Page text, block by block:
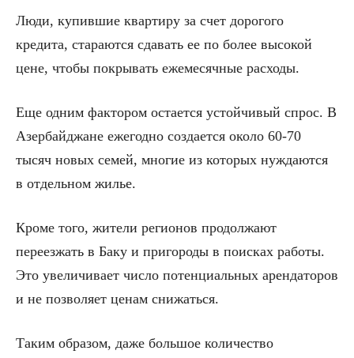
Люди, купившие квартиру за счет дорогого
кредита, стараются сдавать ее по более высокой
цене, чтобы покрывать ежемесячные расходы.
Еще одним фактором остается устойчивый спрос. В
Азербайджане ежегодно создается около 60-70
тысяч новых семей, многие из которых нуждаются
в отдельном жилье.
Кроме того, жители регионов продолжают
переезжать в Баку и пригороды в поисках работы.
Это увеличивает число потенциальных арендаторов
и не позволяет ценам снижаться.
Таким образом, даже большое количество